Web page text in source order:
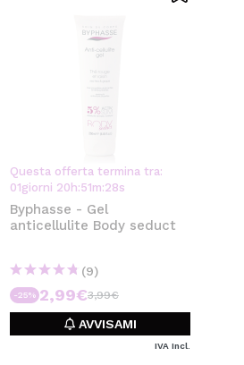
Questa offerta termina tra:
01giorni 20 h:51m:28s
Byphasse - Gel
anticellulite Body seduct
(9)
-25% 2,99€3,99€
AVVISAMI
IVA Incl.